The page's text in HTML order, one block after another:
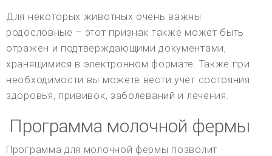
Для некоторых животных очень важны
родословные – этот признак также может быть
отражен и подтверждающими документами,
хранящимися в электронном формате. Также при
необходимости вы можете вести учет состояния
здоровья, прививок, заболеваний и лечения.
Программа молочной фермы
Программа для молочной фермы позволит